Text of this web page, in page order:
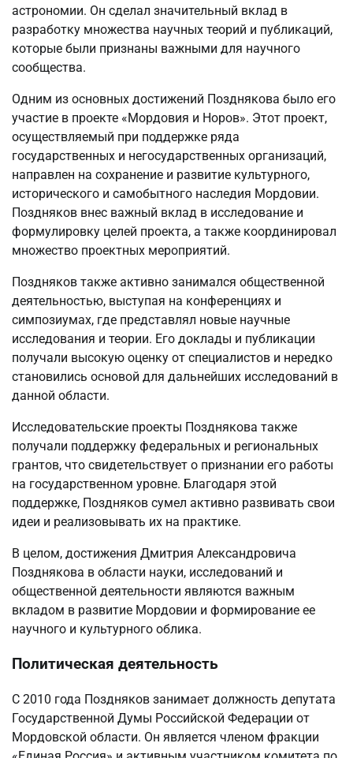
астрономии. Он сделал значительный вклад в
разработку множества научных теорий и публикаций,
которые были признаны важными для научного
сообщества.
Одним из основных достижений Позднякова было его
участие в проекте «Мордовия и Норов». Этот проект,
осуществляемый при поддержке ряда
государственных и негосударственных организаций,
направлен на сохранение и развитие культурного,
исторического и самобытного наследия Мордовии.
Поздняков внес важный вклад в исследование и
формулировку целей проекта, а также координировал
множество проектных мероприятий.
Поздняков также активно занимался общественной
деятельностью, выступая на конференциях и
симпозиумах, где представлял новые научные
исследования и теории. Его доклады и публикации
получали высокую оценку от специалистов и нередко
становились основой для дальнейших исследований в
данной области.
Исследовательские проекты Позднякова также
получали поддержку федеральных и региональных
грантов, что свидетельствует о признании его работы
на государственном уровне. Благодаря этой
поддержке, Поздняков сумел активно развивать свои
идеи и реализовывать их на практике.
В целом, достижения Дмитрия Александровича
Позднякова в области науки, исследований и
общественной деятельности являются важным
вкладом в развитие Мордовии и формирование ее
научного и культурного облика.
Политическая деятельность
С 2010 года Поздняков занимает должность депутата
Государственной Думы Российской Федерации от
Мордовской области. Он является членом фракции